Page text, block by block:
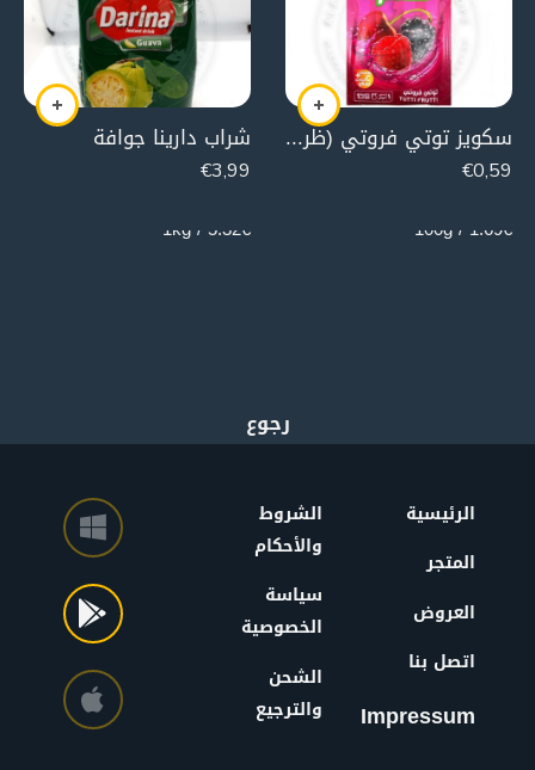
سكويز توتي فروتي (ظرف)
€0,59
1.69€ / 100g
شراب دارينا جوافة
€3,99
5.32€ / 1kg
الرئيسية
المتجر
العروض
اتصل بنا
Impressum
الشروط
والأحكام
سياسة
الخصوصية
الشحن
والترجيع